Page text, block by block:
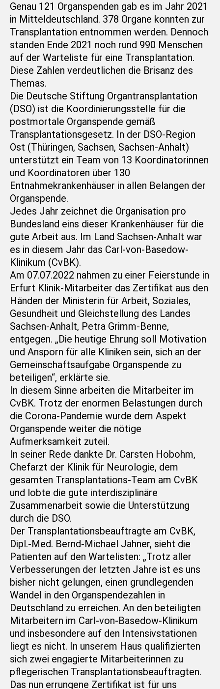
Genau 121 Organspenden gab es im Jahr 2021
in Mitteldeutschland. 378 Organe konnten zur
Transplantation entnommen werden. Dennoch
standen Ende 2021 noch rund 990 Menschen
auf der Warteliste für eine Transplantation.
Diese Zahlen verdeutlichen die Brisanz des
Themas.
Die Deutsche Stiftung Organtransplantation
(DSO) ist die Koordinierungsstelle für die
postmortale Organspende gemäß
Transplantationsgesetz. In der DSO-Region
Ost (Thüringen, Sachsen, Sachsen-Anhalt)
unterstützt ein Team von 13 Koordinatorinnen
und Koordinatoren über 130
Entnahmekrankenhäuser in allen Belangen der
Organspende.
Jedes Jahr zeichnet die Organisation pro
Bundesland eins dieser Krankenhäuser für die
gute Arbeit aus. Im Land Sachsen-Anhalt war
es in diesem Jahr das Carl-von-Basedow-
Klinikum (CvBK).
Am 07.07.2022 nahmen zu einer Feierstunde in
Erfurt Klinik-Mitarbeiter das Zertifikat aus den
Händen der Ministerin für Arbeit, Soziales,
Gesundheit und Gleichstellung des Landes
Sachsen-Anhalt, Petra Grimm-Benne,
entgegen. „Die heutige Ehrung soll Motivation
und Ansporn für alle Kliniken sein, sich an der
Gemeinschaftsaufgabe Organspende zu
beteiligen“, erklärte sie.
In diesem Sinne arbeiten die Mitarbeiter im
CvBK. Trotz der enormen Belastungen durch
die Corona-Pandemie wurde dem Aspekt
Organspende weiter die nötige
Aufmerksamkeit zuteil.
In seiner Rede dankte Dr. Carsten Hobohm,
Chefarzt der Klinik für Neurologie, dem
gesamten Transplantations-Team am CvBK
und lobte die gute interdisziplinäre
Zusammenarbeit sowie die Unterstützung
durch die DSO.
Der Transplantationsbeauftragte am CvBK,
Dipl.-Med. Bernd-Michael Jahner, sieht die
Patienten auf den Wartelisten: „Trotz aller
Verbesserungen der letzten Jahre ist es uns
bisher nicht gelungen, einen grundlegenden
Wandel in den Organspendezahlen in
Deutschland zu erreichen. An den beteiligten
Mitarbeitern im Carl-von-Basedow-Klinikum
und insbesondere auf den Intensivstationen
liegt es nicht. In unserem Haus qualifizierten
sich zwei engagierte Mitarbeiterinnen zu
pflegerischen Transplantationsbeauftragten.
Das nun errungene Zertifikat ist für uns